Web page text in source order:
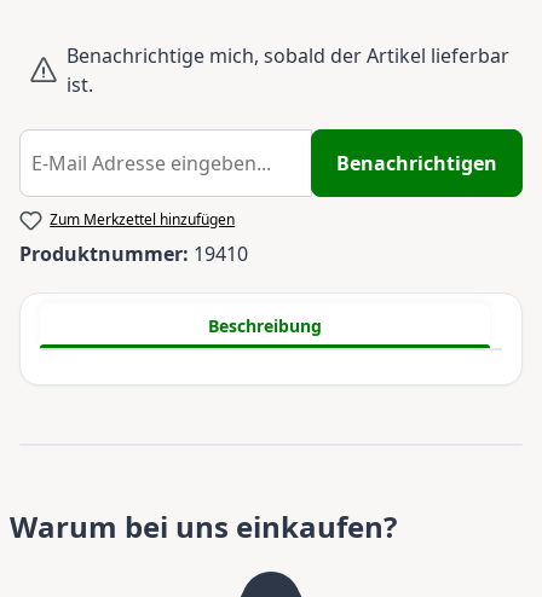
Benachrichtige mich, sobald der Artikel lieferbar
ist.
Benachrichtigen
Zum Merkzettel hinzufügen
Produktnummer: 19410
Beschreibung
Warum bei uns einkaufen?